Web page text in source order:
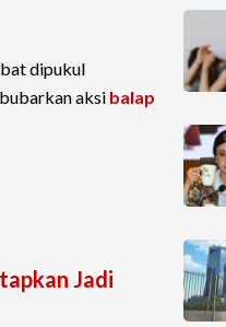
dipukul
aksi balap
Jadi